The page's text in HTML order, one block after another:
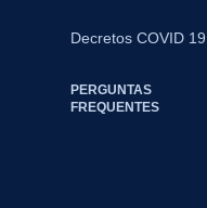
Decretos COVID 19
PERGUNTAS
FREQUENTES